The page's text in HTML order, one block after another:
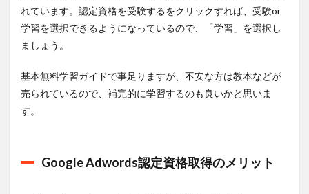
れています。認定資格を受験するをクリックすれば、受験or
学習を選択できるようになっているので、「学習」を選択し
ましょう。
基本無料学習ガイドで事足りますが、不安な方は教本などが
売られているので、補完的に学習するのも良いかと思いま
す。
Google Adwords認定資格取得のメリット